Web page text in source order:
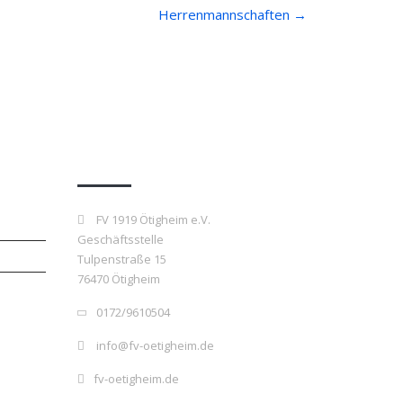
Herrenmannschaften →
FV 1919 Ötigheim e.V.
Geschäftsstelle
Tulpenstraße 15
76470 Ötigheim
0172/9610504
info@fv-oetigheim.de
fv-oetigheim.de